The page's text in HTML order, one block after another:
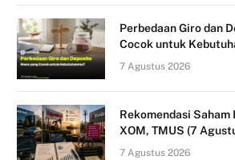
Perbedaan Giro dan
Cocok untuk
7 Agustus 2026
Rekomendasi Saham
XOM, TMUS (7
7 Agustus 2026